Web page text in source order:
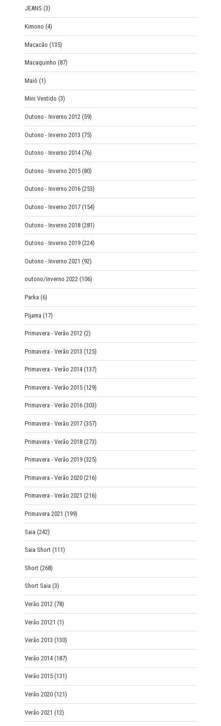
JEANS (3)
Kimono (4)
Macacão (135)
Macaquinho (87)
Maiô (1)
Mini Vestido (3)
Outono - Inverno 2012 (59)
Outono - Inverno 2013 (75)
Outono - Inverno 2014 (76)
Outono - Inverno 2015 (80)
Outono - Inverno 2016 (253)
Outono - Inverno 2017 (154)
Outono - Inverno 2018 (281)
Outono - Inverno 2019 (224)
Outono - Inverno 2021 (92)
outono/inverno 2022 (106)
Parka (6)
Pijama (17)
Primavera - Verão 2012 (2)
Primavera - Verão 2013 (125)
Primavera - Verão 2014 (137)
Primavera - Verão 2015 (129)
Primavera - Verão 2016 (303)
Primavera - Verão 2017 (357)
Primavera - Verão 2018 (273)
Primavera - Verão 2019 (325)
Primavera - Verão 2020 (216)
Primavera - Verão 2021 (216)
Primavera 2021 (199)
Saia (242)
Saia Short (111)
Short (268)
Short Saia (3)
Verão 2012 (78)
Verão 20121 (1)
Verão 2013 (130)
Verão 2014 (187)
Verão 2015 (131)
Verão 2020 (121)
Verão 2021 (12)